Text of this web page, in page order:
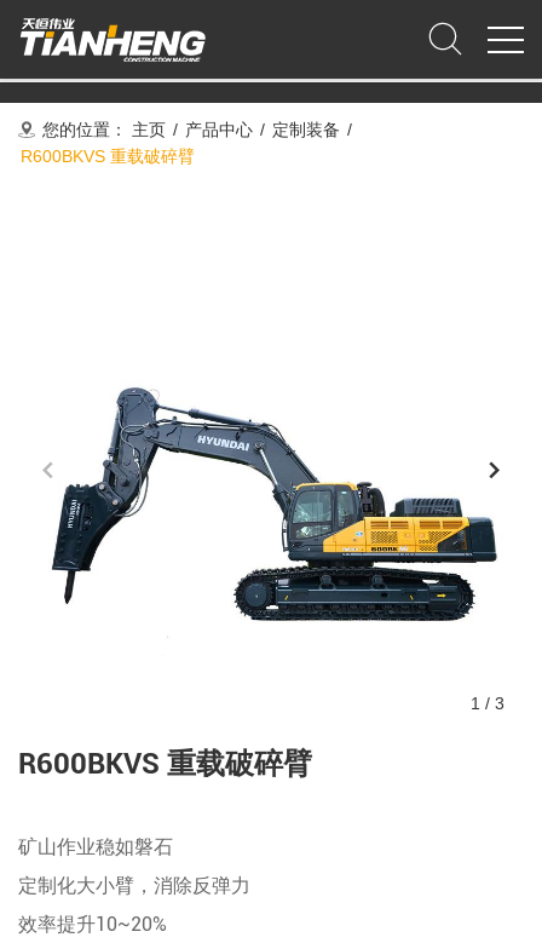
您的位置： 主页 / 产品中心 / 定制装备 /
R600BKVS 重载破碎臂
R600BKVS 重载破碎臂
矿山作业稳如磐石
定制化大小臂，消除反弹力
效率提升10~20%
1 / 3